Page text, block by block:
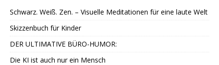
Schwarz. Weiß. Zen. – Visuelle Meditationen für eine laute Welt
Skizzenbuch für Kinder
DER ULTIMATIVE BÜRO-HUMOR:
Die KI ist auch nur ein Mensch